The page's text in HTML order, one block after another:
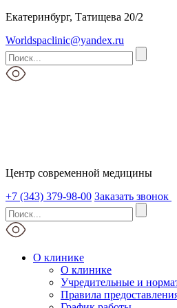
Екатеринбург, Татищева 20/2
Worldspaclinic@yandex.ru
Центр современной медицины
+7 (343) 379-98-00 Заказать звонок
О клинике
О клинике
Учредительные и
Правила